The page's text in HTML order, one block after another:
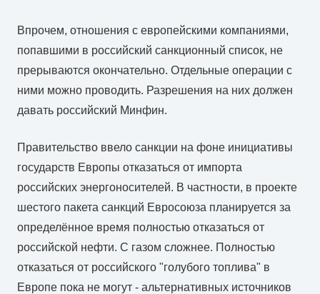
Впрочем, отношения с европейскими компаниями,
попавшими в российский санкционный список, не
прерываются окончательно. Отдельные операции с
ними можно проводить. Разрешения на них должен
давать российский Минфин.
Правительство ввело санкции на фоне инициативы
государств Европы отказаться от импорта
российских энергоносителей. В частности, в проекте
шестого пакета санкций Евросоюза планируется за
определённое время полностью отказаться от
российской нефти. С газом сложнее. Полностью
отказаться от российского "голубого топлива" в
Европе пока не могут - альтернативных источников